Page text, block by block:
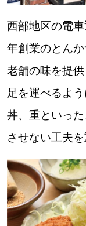
北海道
パートナーメディア
運営会社
西部地区の電
年創業のとんか
老舗の味を提
足を運べるよ
丼、重といっ
させない工夫を